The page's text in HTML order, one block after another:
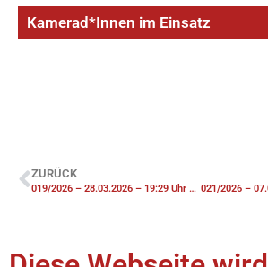
Kamerad*Innen im Einsatz
ZURÜCK
019/2026 – 28.03.2026 – 19:29 Uhr – FK1 Brennt PKW